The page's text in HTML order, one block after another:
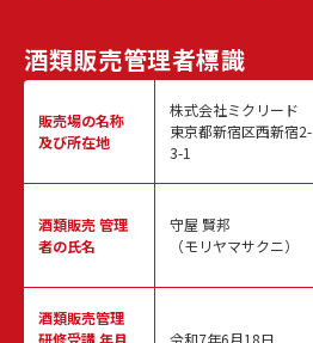
酒類販売管理者標識
販売場の名称
及び所在地
酒類販売管理
者の氏名
酒類販売管理
株式会社ミクリード
東京都新宿区西新宿2-
3-1
守屋 賢邦
（モリヤマサクニ）